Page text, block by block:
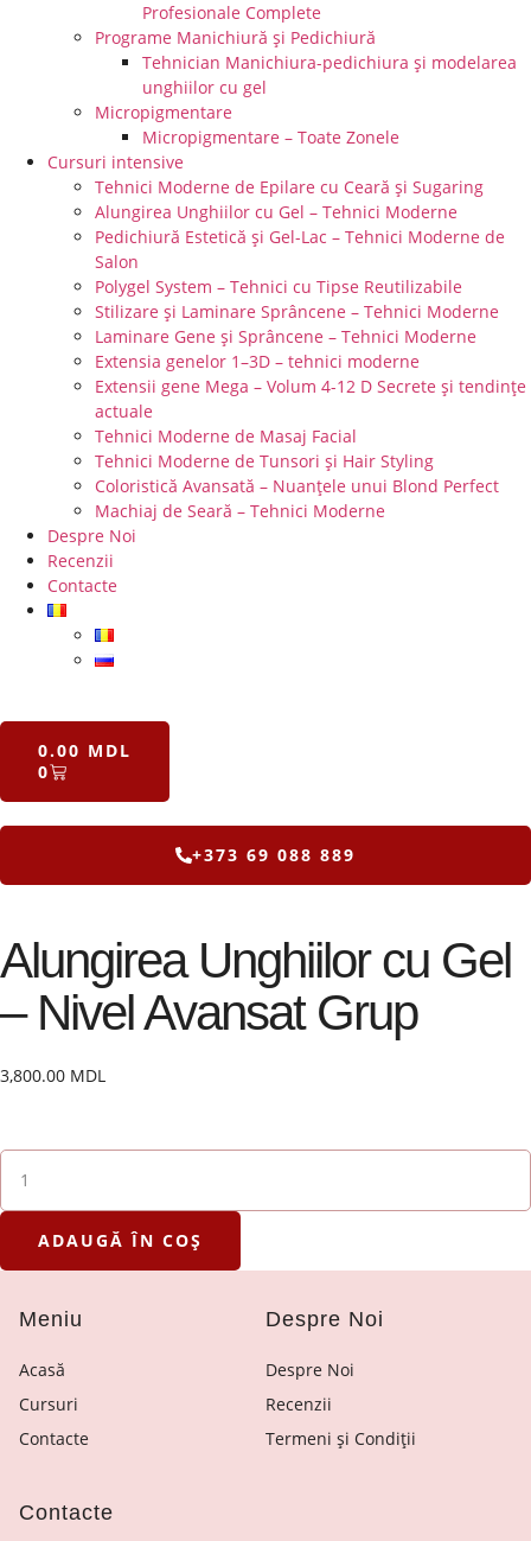
Profesionale Complete
Programe Manichiură și Pedichiură
Tehnician Manichiura-pedichiura și modelarea
unghiilor cu gel
Micropigmentare
Micropigmentare – Toate Zonele
Cursuri intensive
Tehnici Moderne de Epilare cu Ceară și Sugaring
Alungirea Unghiilor cu Gel – Tehnici Moderne
Pedichiură Estetică și Gel-Lac – Tehnici Moderne de
Salon
Polygel System – Tehnici cu Tipse Reutilizabile
Stilizare și Laminare Sprâncene – Tehnici Moderne
Laminare Gene și Sprâncene – Tehnici Moderne
Extensia genelor 1–3D – tehnici moderne
Extensii gene Mega – Volum 4-12 D Secrete și tendințe
actuale
Tehnici Moderne de Masaj Facial
Tehnici Moderne de Tunsori și Hair Styling
Coloristică Avansată – Nuanțele unui Blond Perfect
Machiaj de Seară – Tehnici Moderne
Despre Noi
Recenzii
Contacte
0.00 MDL
0
+373 69 088 889
Alungirea Unghiilor cu Gel
– Nivel Avansat Grup
3,800.00 MDL
ADAUGĂ ÎN COȘ
Meniu
Acasă
Cursuri
Contacte
Despre Noi
Despre Noi
Recenzii
Termeni și Condiții
Contacte